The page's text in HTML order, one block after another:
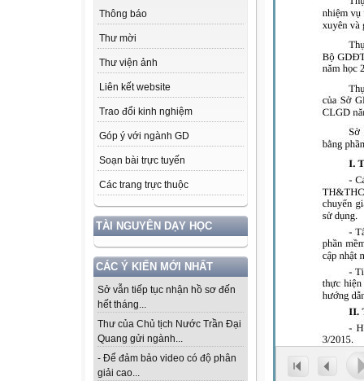
Thông báo
Thư mời
Thư viện ảnh
Liên kết website
Trao đổi kinh nghiệm
Góp ý với ngành GD
Soạn bài trực tuyến
Các trang trực thuộc
TÀI NGUYÊN DẠY HỌC
CÁC Ý KIẾN MỚI NHẤT
Sở vẫn tiếp tục nhận hồ sơ đến
hết tháng...
Thư của Chủ tịch Nước Trần Đại
Quang gửi ngành...
- Để đảm bảo video có độ phân
giải cao...